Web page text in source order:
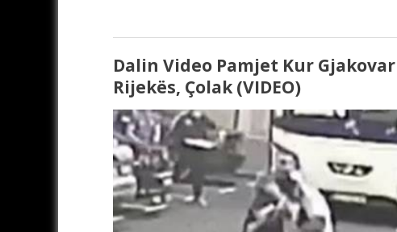
Dalin Video Pamjet Kur
Rijekës, Çolak (VIDEO)